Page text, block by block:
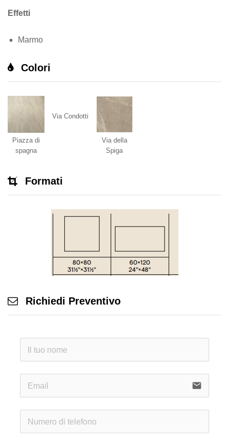
Effetti
Marmo
Colori
Piazza di
spagna
Via Condotti
Via della
Spiga
Formati
Richiedi Preventivo
email